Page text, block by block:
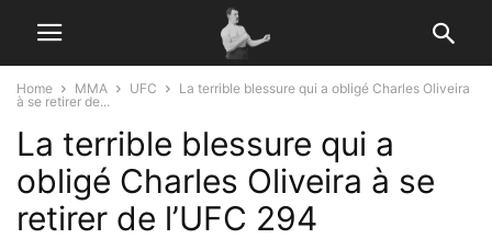
Home MMA UFC
La terrible blessure qui a obligé Charles Oliveira
à se retirer de...
La terrible blessure qui a
obligé Charles Oliveira à se
retirer de l’UFC 294